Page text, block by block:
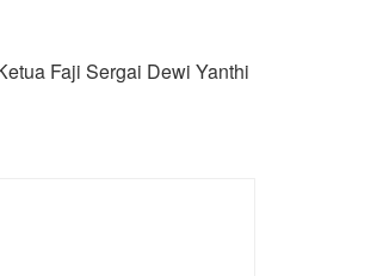
Faji Sergai Dewi Yanthi